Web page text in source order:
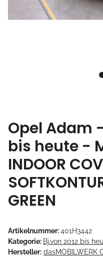
Opel Adam
bis heute -
INDOOR
GREEN
Artikelnummer:401H3442
Kategorie: Bj.von 2012 bis
Hersteller: dasMOBILWERK